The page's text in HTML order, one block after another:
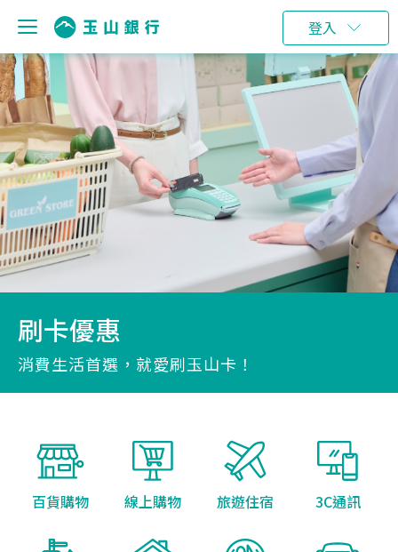
登入
刷卡優惠
消費生活首選，就愛刷玉山卡！
百貨購物 線上購物 旅遊住宿 3C通訊